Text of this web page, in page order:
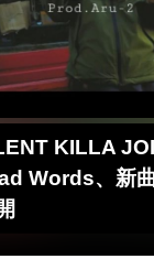
KILLA
Words、新